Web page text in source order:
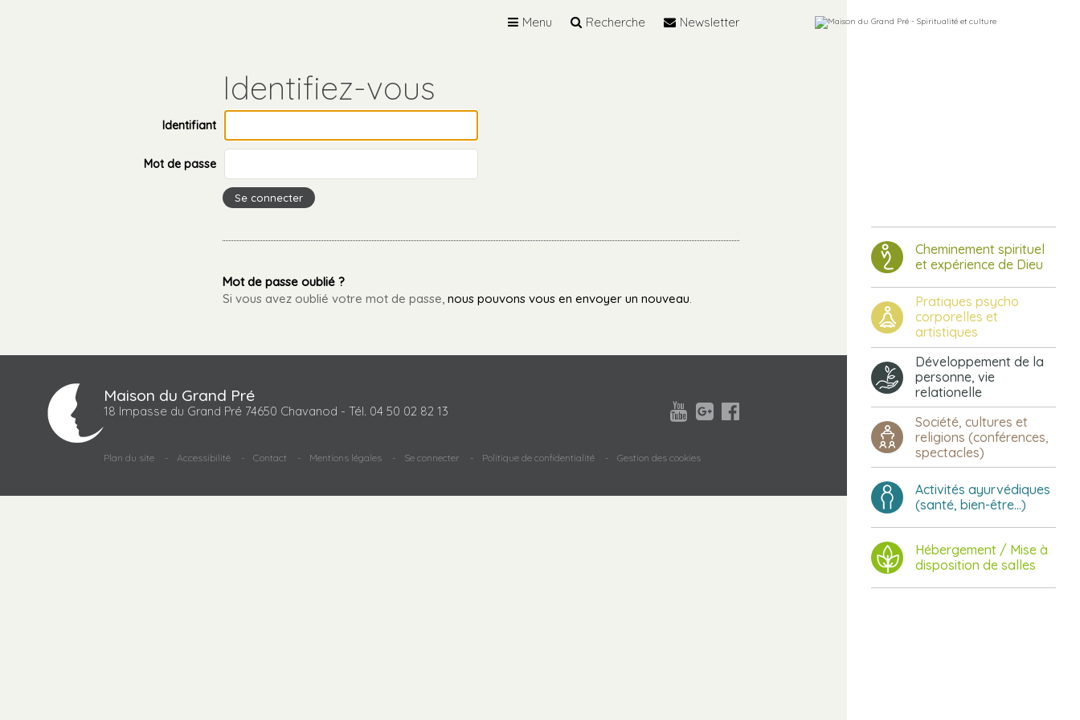
Cheminement spirituel
et expérience de Dieu
Pratiques psycho
corporelles et
artistiques
Développement de la
personne, vie
relationelle
Société, cultures et
religions (conférences,
spectacles)
Activités ayurvédiques
(santé, bien-être...)
Hébergement / Mise à
disposition de salles
Menu Recherche Newsletter
Identifiant
Mot de passe
Mot de passe oublié ?
Si vous avez oublié votre mot de passe, nous pouvons vous en envoyer un nouveau.
Maison du Grand Pré
18 Impasse du Grand Pré 74650 Chavanod - Tél. 04 50 02 82 13 


Plan du site Accessibilité Contact Mentions légales Se connecter Politique de confidentialité Gestion des cookies